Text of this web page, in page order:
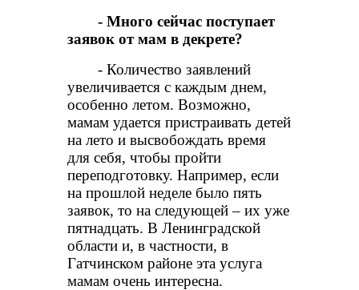
- Много сейчас поступает
заявок от мам в декрете?
- Количество заявлений
увеличивается с каждым днем,
особенно летом. Возможно,
мамам удается пристраивать детей
на лето и высвобождать время
для себя, чтобы пройти
переподготовку. Например, если
на прошлой неделе было пять
заявок, то на следующей – их уже
пятнадцать. В Ленинградской
области и, в частности, в
Гатчинском районе эта услуга
мамам очень интересна.